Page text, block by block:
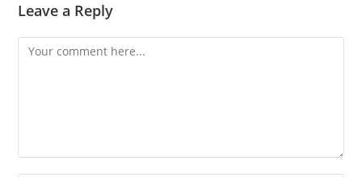
Leave a Reply